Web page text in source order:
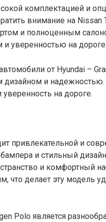
комплектацией и
внимание на Nissan
и полноценным
уверенностью на
от Hyundai –
и
на дороге.
привлекательной и
и стильный
и комфортный
что делает эту модель
Polo является